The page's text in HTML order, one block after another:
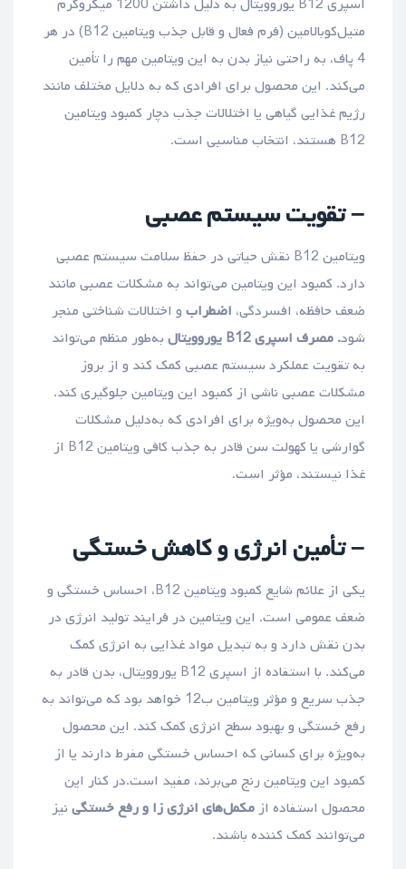
اسپری B12 یوروویتال به دلیل داشتن 1200 میکروگرم
متیل‌کوبالامین (فرم فعال و قابل جذب ویتامین B12) در هر
4 پاف، به راحتی نیاز بدن به این ویتامین مهم را تأمین
می‌کند. این محصول برای افرادی که به دلایل مختلف مانند
رژیم غذایی گیاهی یا اختلالات جذب دچار کمبود ویتامین
B12 هستند، انتخاب مناسبی است.
– تقویت سیستم عصبی
ویتامین B12 نقش حیاتی در حفظ سلامت سیستم عصبی
دارد. کمبود این ویتامین می‌تواند به مشکلات عصبی مانند
ضعف حافظه، افسردگی، اضطراب و اختلالات شناختی منجر
شود. مصرف اسپری B12 یوروویتال
به‌طور منظم می‌تواند
به تقویت عملکرد سیستم عصبی کمک کند و از بروز
مشکلات عصبی ناشی از کمبود این ویتامین جلوگیری کند.
این محصول به‌ویژه برای افرادی که به‌دلیل مشکلات
گوارشی یا کهولت سن قادر به جذب کافی ویتامین B12 از
غذا نیستند، مؤثر است.
– تأمین انرژی و کاهش خستگی
یکی از علائم شایع کمبود ویتامین B12، احساس خستگی و
ضعف عمومی است. این ویتامین در فرایند تولید انرژی در
بدن نقش دارد و به تبدیل مواد غذایی به انرژی کمک
می‌کند. با استفاده از اسپری B12 یوروویتال، بدن قادر به
جذب سریع و مؤثر ویتامین ب12 خواهد بود که می‌تواند به
رفع خستگی و بهبود سطح انرژی کمک کند. این محصول
به‌ویژه برای کسانی که احساس خستگی مفرط دارند یا از
کمبود این ویتامین رنج می‌برند، مفید است.در کنار این
محصول استفاده ازمکمل‌های انرژی زا و رفع خستگی نیز
می‌توانند کمک کننده باشند.